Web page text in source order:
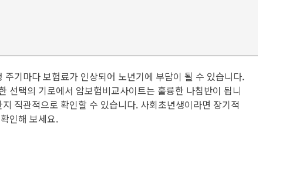
기마다 보험료가 인상되어 노년기에 부담이 될 수 있습니다.
선택의 기로에서 암보험비교사이트는 훌륭한 나침반이 됩니
직관적으로 확인할 수 있습니다. 사회초년생이라면 장기적
인해 보세요.